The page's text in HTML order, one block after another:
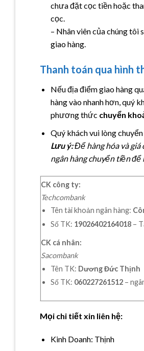
chưa đặt cọc tiền hoặc
cọc.
– Nhân viên của chúng tôi
giao hàng.
Thanh toán qua hình
Nếu địa điểm giao hàng
hàng vào nhanh hơn, quý
phương thức chuyển
Quý khách vui lòng
Lưu ý:Để hàng hóa và giá
ngân hàng chuyển tiền
CK công ty:
Techcombank
Tên tài khoản ngân hàng:
Số TK: 19026402164018–
CK cá nhân:
Sacombank
Tên TK: Dương Đức Thịnh
Số TK: 060227261512–
Mọi chi tiết xin liên hệ:
Kinh Doanh: Thịnh